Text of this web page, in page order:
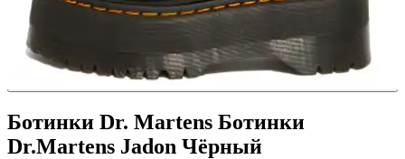
Ботинки Dr. Martens Ботинки
Dr.Martens Jadon Чёрный